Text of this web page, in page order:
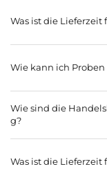
Was ist die Lieferzeit
Wie kann ich
Wie sind die
g?
Was ist die Lieferzeit